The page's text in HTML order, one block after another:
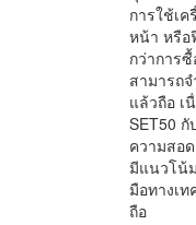
การใช้เ
หน้า หรือ
กว่าการ
สามารถ
แล้วถือ เ
SET50
ความสอ
มีแนวโน้
มือทางเ
ถือ